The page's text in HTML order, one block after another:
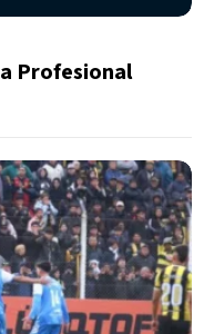
Profesional